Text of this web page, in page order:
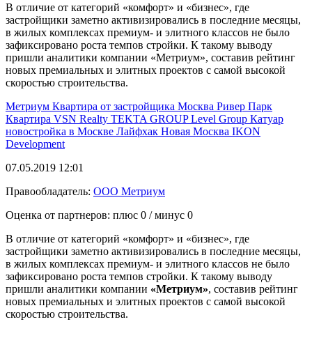
В отличие от категорий «комфорт» и «бизнес», где
застройщики заметно активизировались в последние месяцы,
в жилых комплексах премиум- и элитного классов не было
зафиксировано роста темпов стройки. К такому выводу
пришли аналитики компании «Метриум», составив рейтинг
новых премиальных и элитных проектов с самой высокой
скоростью строительства.
Метриум Квартира от застройщика Москва Ривер Парк
Квартира VSN Realty TEKTA GROUPLevel Group Катуар
новостройка в Москве Лайфхак Новая Москва IKON
Development
07.05.2019 12:01
Правообладатель: ООО Метриум
Оценка от партнеров: плюс 0 / минус 0
В отличие от категорий «комфорт» и «бизнес», где
застройщики заметно активизировались в последние месяцы,
в жилых комплексах премиум- и элитного классов не было
зафиксировано роста темпов стройки. К такому выводу
пришли аналитики компании «Метриум», составив рейтинг
новых премиальных и элитных проектов с самой высокой
скоростью строительства.